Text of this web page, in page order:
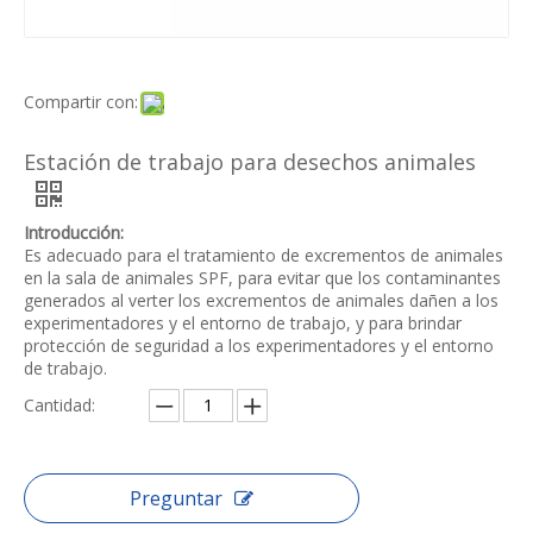
Compartir con:
Estación de trabajo para desechos animales
Introducción:
Es adecuado para el tratamiento de excrementos de animales
en la sala de animales SPF, para evitar que los contaminantes
generados al verter los excrementos de animales dañen a los
experimentadores y el entorno de trabajo, y para brindar
protección de seguridad a los experimentadores y el entorno
de trabajo.
Cantidad:
Preguntar